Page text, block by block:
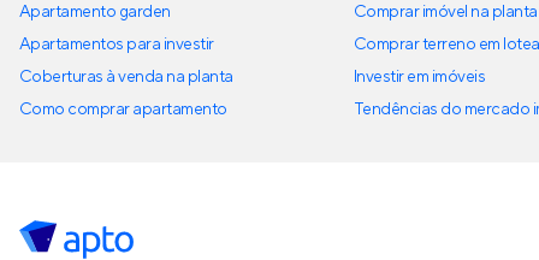
Apartamento garden
Apartamentos para investir
Coberturas à venda na planta
Como comprar apartamento
Comprar imóvel na planta
Comprar terreno em
Investir em imóveis
Tendências do mercado